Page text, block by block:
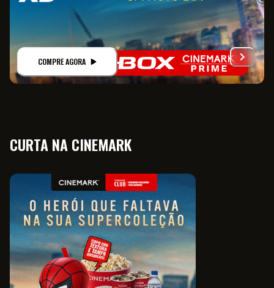
COMPRE AGORA
CURTA NA CINEMARK